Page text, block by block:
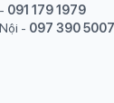
- 091 179 1979
- 097 390 5007